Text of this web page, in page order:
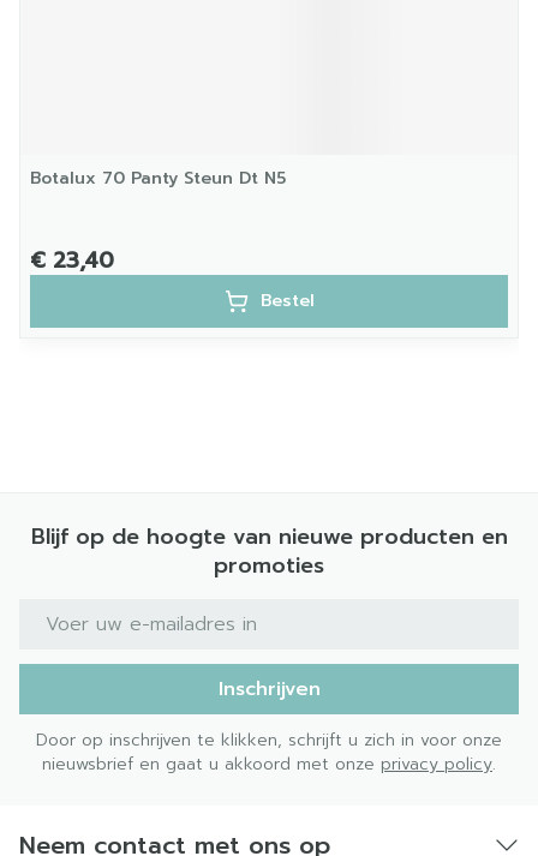
Botalux 70 Panty Steun Dt N5
€ 23,40
Bestel
Blijf op de hoogte van nieuwe producten en
promoties
E-mail adres
Inschrijven
Door op inschrijven te klikken, schrijft u zich in voor onze
nieuwsbrief en gaat u akkoord met onze privacy policy.
Neem contact met ons op